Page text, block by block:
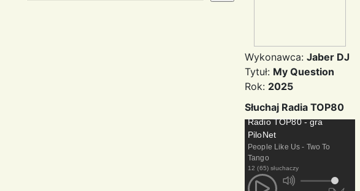
Wykonawca: Jaber DJ
Tytuł: My Question
Rok: 2025
Słuchaj Radia TOP80
Radio TOP80 - gra
PiloNet
People Like Us - Two To
Tango
12 (65) słuchaczy